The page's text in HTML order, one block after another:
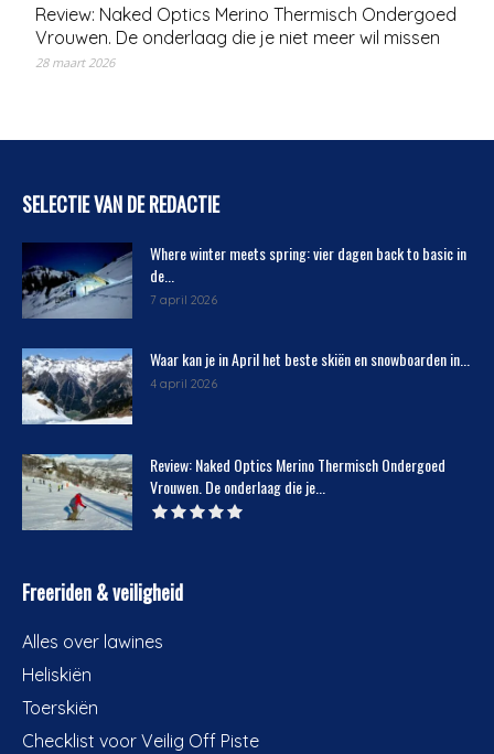
Review: Naked Optics Merino Thermisch Ondergoed
Vrouwen. De onderlaag die je niet meer wil missen
28 maart 2026
SELECTIE VAN DE REDACTIE
Where winter meets spring: vier dagen back to basic in
de...
7 april 2026
Waar kan je in April het beste skiën en snowboarden in...
4 april 2026
Review: Naked Optics Merino Thermisch Ondergoed
Vrouwen. De onderlaag die je...
Freeriden & veiligheid
Alles over lawines
Heliskiën
Toerskiën
Checklist voor Veilig Off Piste